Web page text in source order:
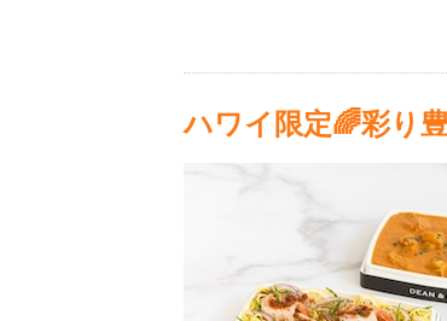
ハワイ限定🌈彩り